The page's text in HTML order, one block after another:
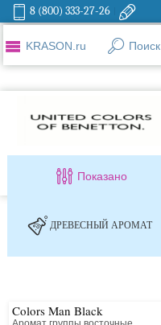
8 (800) 333-27-26
KRASON.ru Поиск
Показано
ДРЕВЕСНЫЙ АРОМАТ
Colors Man Black